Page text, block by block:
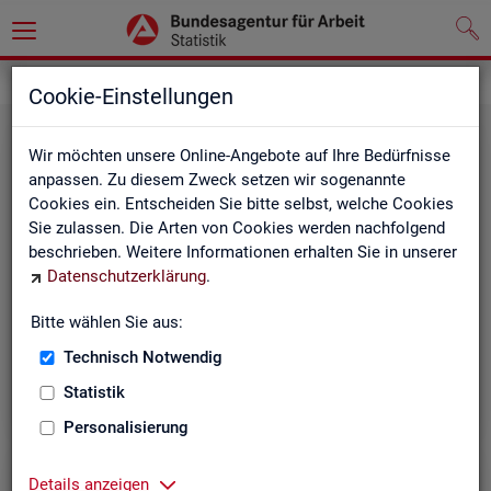
Cookie-Einstellungen
Wir möchten unsere Online-Angebote auf Ihre Bedürfnisse
anpassen. Zu diesem Zweck setzen wir sogenannte
Cookies ein. Entscheiden Sie bitte selbst, welche Cookies
Sie zulassen. Die Arten von Cookies werden nachfolgend
beschrieben. Weitere Informationen erhalten Sie in unserer
Datenschutzerklärung.
Bitte wählen Sie aus:
Technisch Notwendig
Statistik
Personalisierung
Details anzeigen
Me­tho­di­sche Hin­wei­se
Hintergrundinformationen und methodische Hinweise
zu den Fachstatistiken und weiteren Themen, z. B. zur